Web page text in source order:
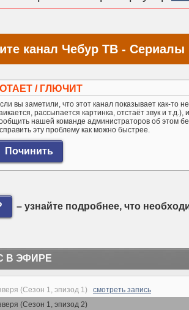
канал Чебур ТВ -
/ ГЛЮЧИТ
вы заметили, что этот канал показывает как-то
рассыпается картинка, отстаёт звук и
нашей команде администраторов об этом
эту проблему как можно быстрее.
– узнайте подробнее, что
В ЭФИРЕ
(Сезон 1, эпизод 1) смотреть запись
(Сезон 1, эпизод 2)